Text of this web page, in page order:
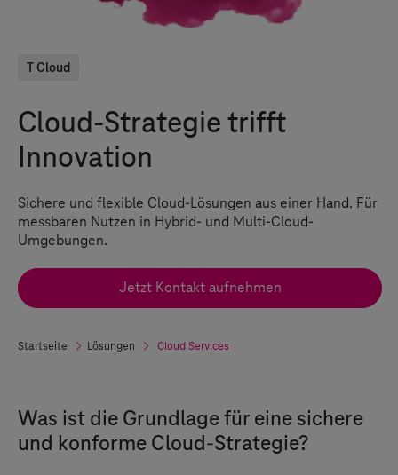
T Cloud
Cloud-Strategie trifft
Innovation
Sichere und flexible Cloud-Lösungen aus einer Hand. Für
messbaren Nutzen in Hybrid- und Multi-Cloud-
Umgebungen.
Jetzt Kontakt aufnehmen
Startseite Lösungen Cloud Services
Was ist die Grundlage für eine sichere
und konforme Cloud-Strategie?